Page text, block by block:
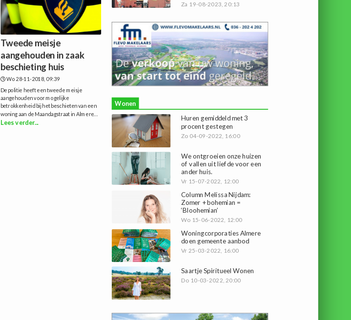
Tweede meisje
aangehouden in zaak
beschieting huis
Wo 28-11-2018, 09:39
De politie heeft een tweede meisje
aangehouden voor mogelijke
betrokkenheid bij het beschieten van een
woning aan de Maandagstraat in Almere...
Lees verder...
Za 19-08-2023, 20:13
Wonen
Huren gemiddeld met 3
procent gestegen
Zo 04-09-2022, 16:00
We ontgroeien onze huizen
of vallen uit liefde voor een
ander huis.
Vr 15-07-2022, 12:00
Column Melissa Nijdam:
Zomer + bohemian =
‘Bloohemian’
Wo 15-06-2022, 12:00
Woningcorporaties Almere
doen gemeente aanbod
Vr 25-03-2022, 16:00
Saartje Spiritueel Wonen
Do 10-03-2022, 20:00